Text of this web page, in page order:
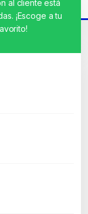
al cliente está
¡Escoge a tu